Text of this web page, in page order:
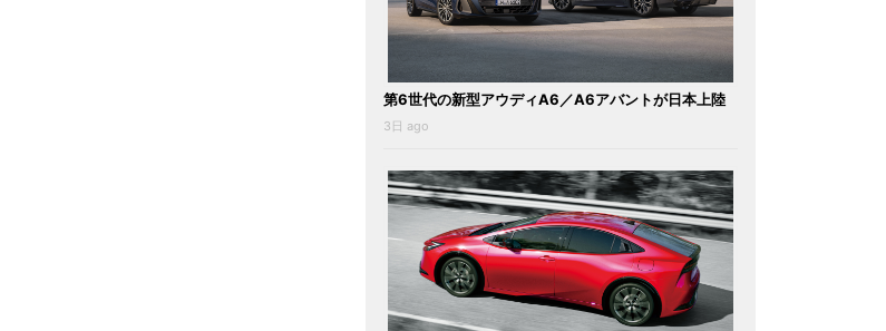
第6世代の新型アウディA6／A6アバントが日本上陸
3日 ago